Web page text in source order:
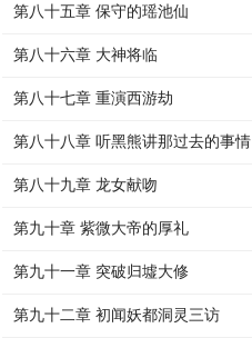
第八十五章 保守的瑶池仙
第八十六章 大神将临
第八十七章 重演西游劫
第八十八章 听黑熊讲那过去的事情
第八十九章 龙女献吻
第九十章 紫微大帝的厚礼
第九十一章 突破归墟大修
第九十二章 初闻妖都洞灵三访